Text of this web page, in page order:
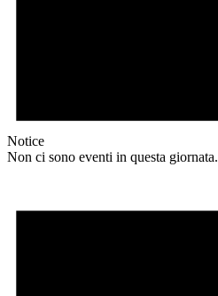
Notice
Non ci sono eventi in questa giornata.